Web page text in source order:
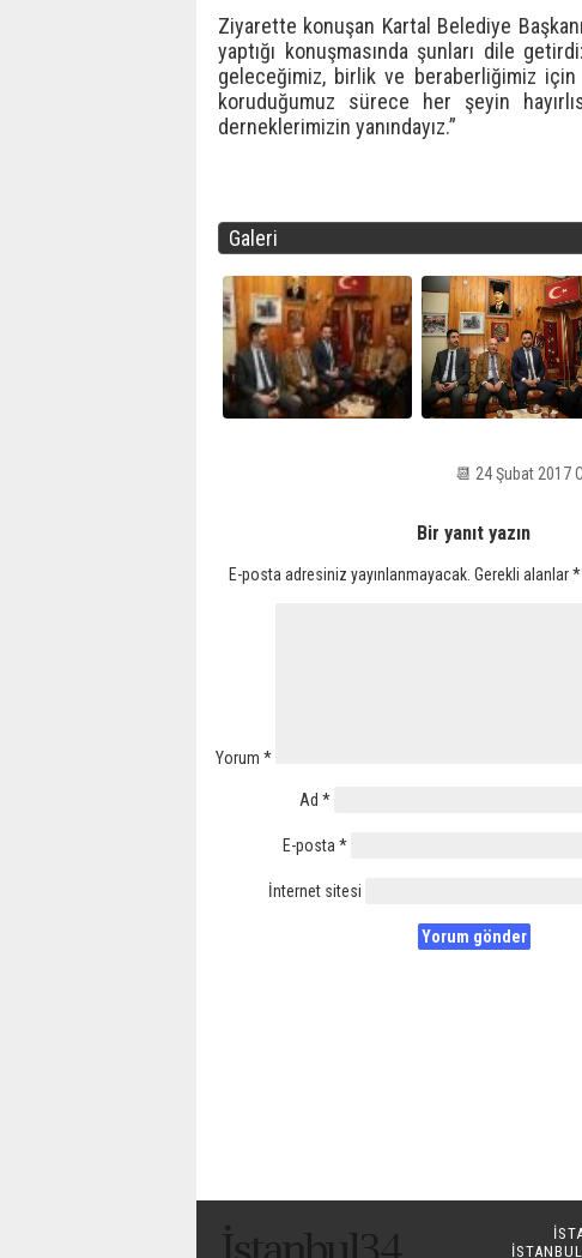
Ziyarette konuşan Kartal Belediye
yaptığı konuşmasında şunları dile
geleceğimiz, birlik ve beraberliğimiz
koruduğumuz sürece her şeyin
derneklerimizin yanındayız.”
Galeri
📆 24 Şubat 2017
Bir yanıt yazın
E-posta adresiniz yayınlanmayacak. Gerekli alanlar*
Yorum *
Ad *
E-posta *
İnternet sitesi